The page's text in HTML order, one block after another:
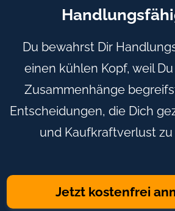
Du bewahrst Dir
einen kühlen Kopf, weil
Zusammenhänge
Entscheidungen, die Dich
und Kaufkraftverlust
Jetzt kostenfrei